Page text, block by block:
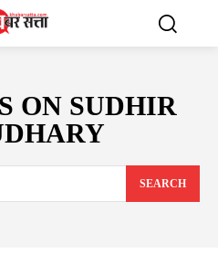
ON SUDHIR
SEARCH